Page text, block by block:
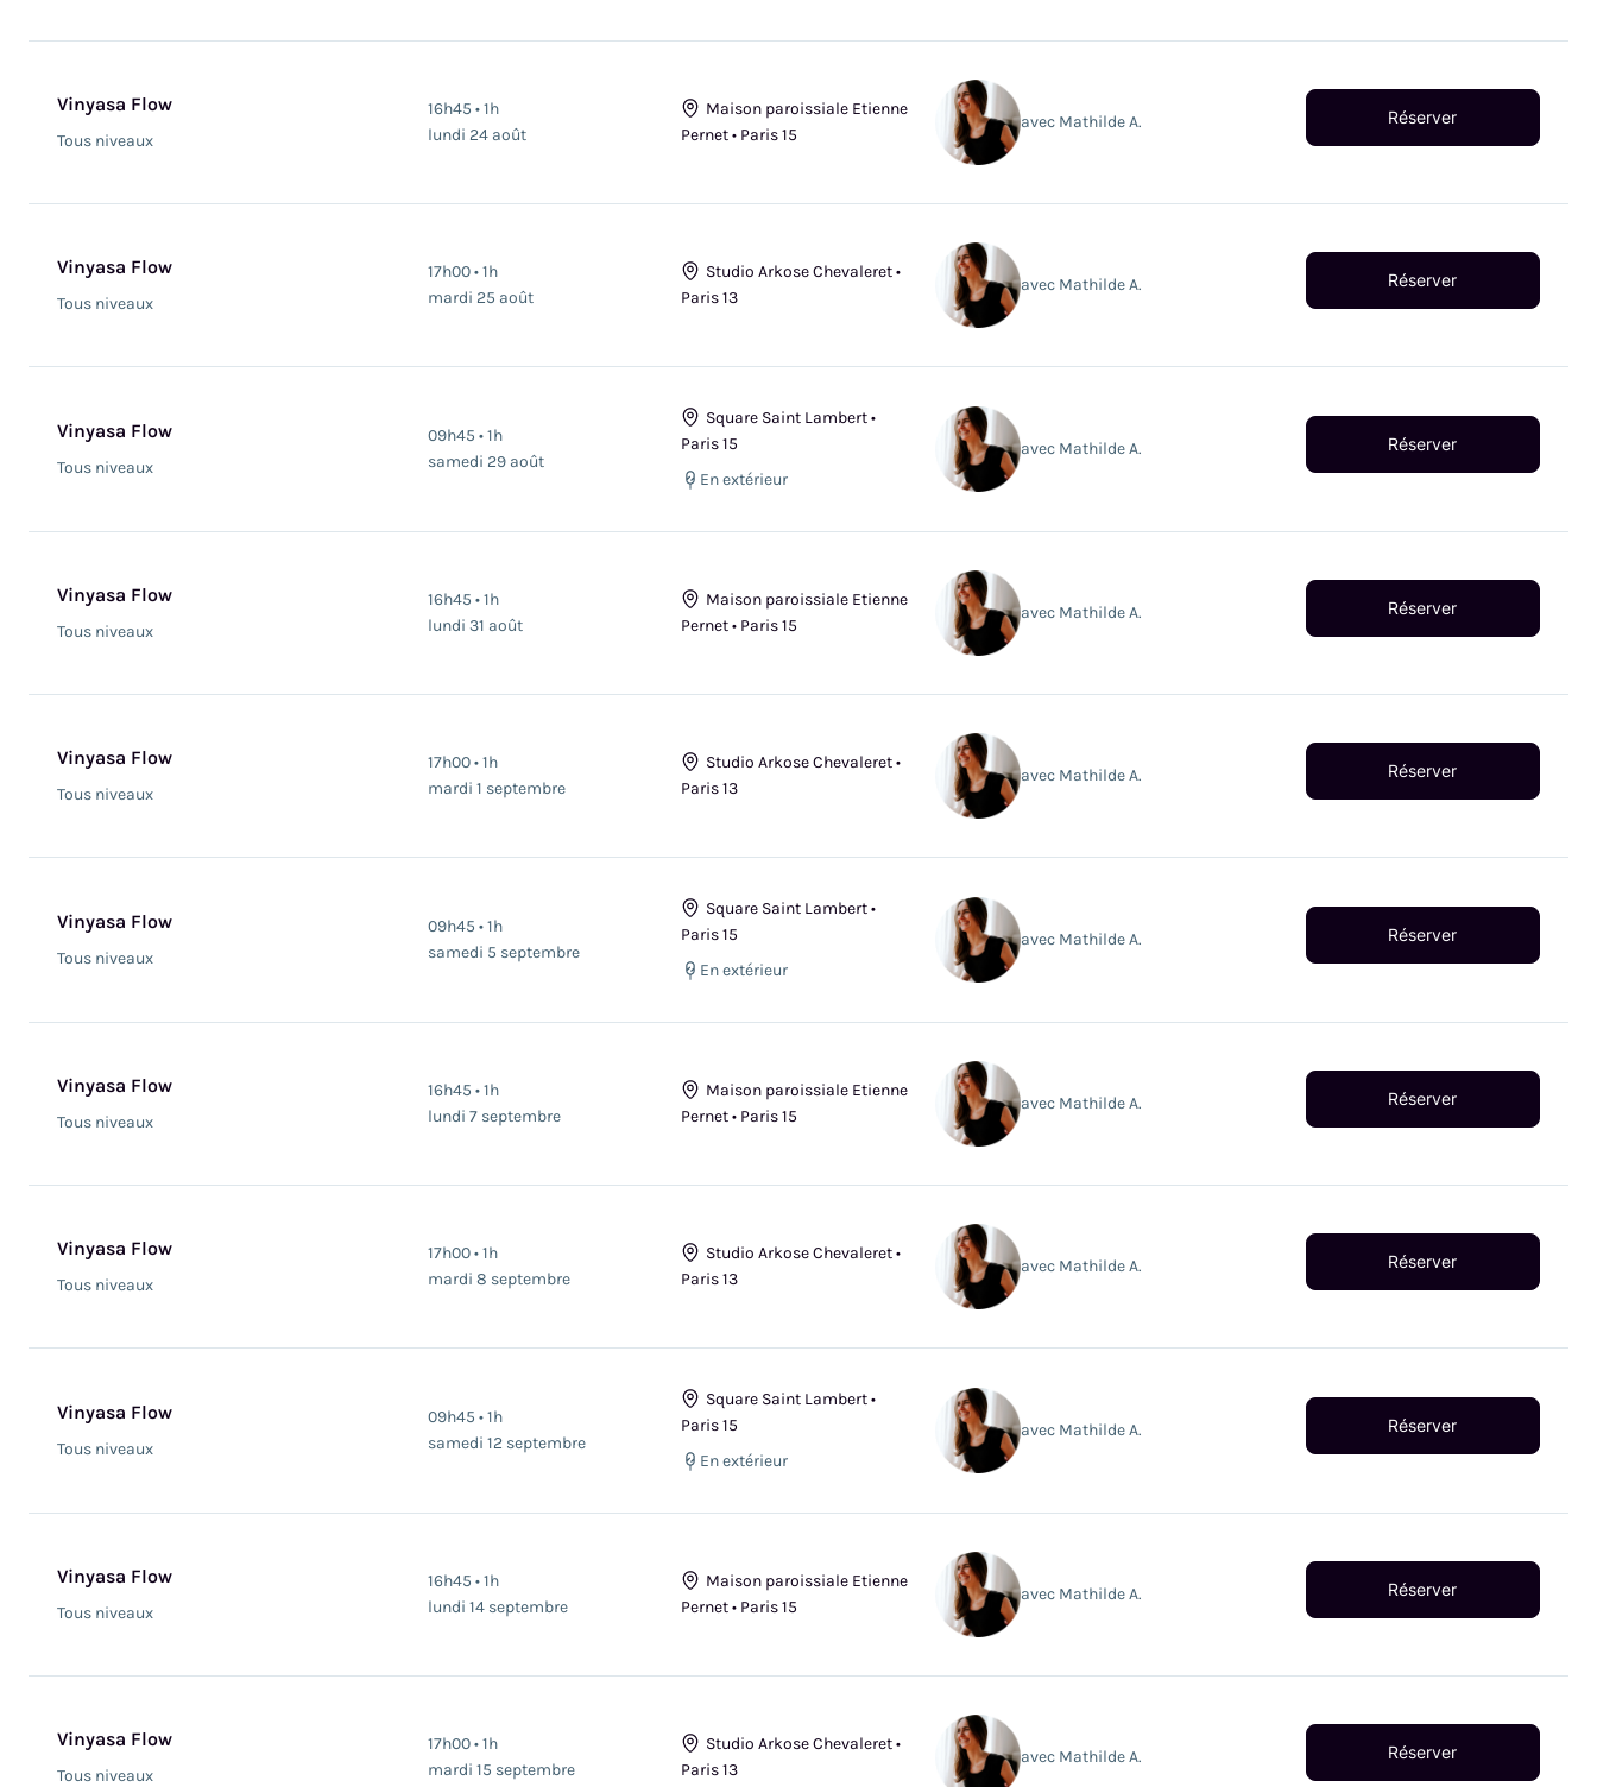
Vinyasa Flow
Tous niveaux
16h45 • 1h
lundi 24 août
Maison paroissiale Etienne
Pernet • Paris 15
avec Mathilde A. Réserver
Vinyasa Flow
Tous niveaux
17h00 • 1h
mardi 25 août
Studio Arkose Chevaleret •
Paris 13
avec Mathilde A. Réserver
Vinyasa Flow
Tous niveaux
09h45 • 1h
samedi 29 août
Square Saint Lambert •
Paris 15
En extérieur
avec Mathilde A. Réserver
Vinyasa Flow
Tous niveaux
16h45 • 1h
lundi 31 août
Maison paroissiale Etienne
Pernet • Paris 15
avec Mathilde A. Réserver
Vinyasa Flow
Tous niveaux
17h00 • 1h
mardi 1 septembre
Studio Arkose Chevaleret •
Paris 13
avec Mathilde A. Réserver
Vinyasa Flow
Tous niveaux
09h45 • 1h
samedi 5 septembre
Square Saint Lambert •
Paris 15
En extérieur
avec Mathilde A. Réserver
Vinyasa Flow
Tous niveaux
16h45 • 1h
lundi 7 septembre
Maison paroissiale Etienne
Pernet • Paris 15
avec Mathilde A. Réserver
Vinyasa Flow
Tous niveaux
17h00 • 1h
mardi 8 septembre
Studio Arkose Chevaleret •
Paris 13
avec Mathilde A. Réserver
Vinyasa Flow
Tous niveaux
09h45 • 1h
samedi 12 septembre
Square Saint Lambert •
Paris 15
En extérieur
avec Mathilde A. Réserver
Vinyasa Flow
Tous niveaux
16h45 • 1h
lundi 14 septembre
Maison paroissiale Etienne
Pernet • Paris 15
avec Mathilde A. Réserver
Vinyasa Flow
Tous niveaux
17h00 • 1h
mardi 15 septembre
Studio Arkose Chevaleret •
Paris 13
avec Mathilde A. Réserver